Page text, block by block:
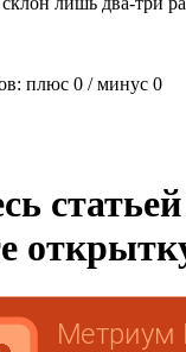
плюс 0 / минус 0